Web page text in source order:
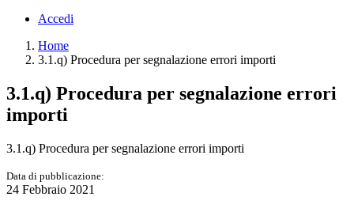
Accedi
Home
3.1.q) Procedura per segnalazione errori importi
3.1.q) Procedura per segnalazione errori
importi
3.1.q) Procedura per segnalazione errori importi
Data di pubblicazione:
24 Febbraio 2021